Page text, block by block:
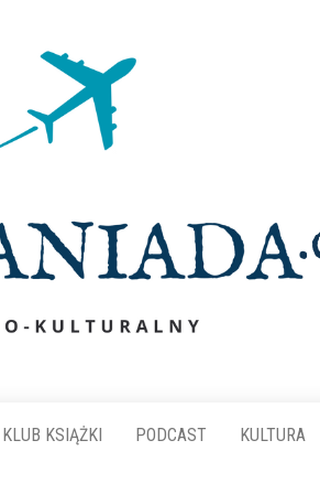
KLUB KSIĄŻKI PODCAST KULTURA